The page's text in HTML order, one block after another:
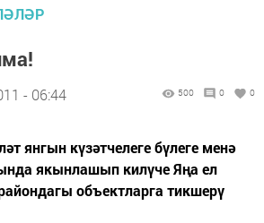
- 06:44 500 0 0
янгын күзәтчелеге бүлеге менә
якынлашып килүче Яңа ел
объектларга тикшерү